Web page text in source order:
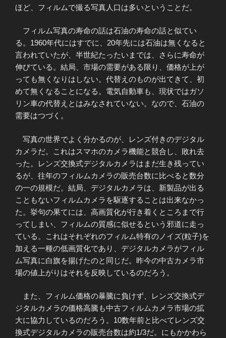
ほど、フィルムで撮る写真人口は多いということだ。
フィルム写真の寿命の話は石油の寿命の話と似てい
る。1960年代にはすでに、20年先には石油は無くなると
言われていたが、半世紀たったいまでは、さらに寿命が
伸びている。結局、市場の需要がある限り、価格が上が
っても無くなりはしない。代替えのものが出てきて、初
めて無くなることになる。電気自動車も、現状ではガソ
リン車の代替えとはみなされていない。なので、石油の
需要はつづく。
写真の世界でよく分かるのが、レンズ付きのデジタル
カメラだ。これはスマホのカメラ機能と競合し、敗れ去
った。レンズ交換式デジタルカメラはまだ生き残ってい
るが、往年のフィルムカメラの販売台数に比べると数分
の一の規模だ。結局、デジタルカメラは、新製品が出る
こともないフィルムカメラを駆逐することは出来なかっ
た。挙句の果てには、高画質化が行き着くところまで行
ってしまい、フィルムの質感に似せるという邪道に走っ
ている。これはそれぞれのフィルム特有のノイズ(粒子)を
加える一種の低画質化であり、デジタルカメラがフィル
ム写真に白旗を揚げたのと同じだ。昨今の中古カメラ市
場の値上がりはそれを反映しているのだろう。
また、フィルム価格の暴騰に負けず、レンズ交換式デ
ジタルカメラの価格高騰も中古フィルムカメラ市場の拡
大に協力しているのだろう。10数年前と比べてレンズ交
換式デジタルカメラの販売台数は約1/3だ。にもかかわら